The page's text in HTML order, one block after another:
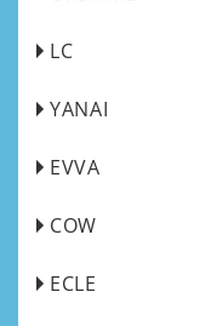
LC
YANAI
EVVA
COW
ECLE